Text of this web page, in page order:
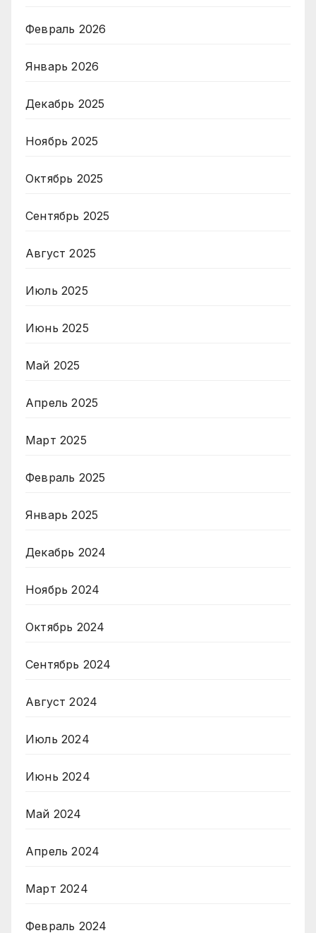
Февраль 2026
Январь 2026
Декабрь 2025
Ноябрь 2025
Октябрь 2025
Сентябрь 2025
Август 2025
Июль 2025
Июнь 2025
Май 2025
Апрель 2025
Март 2025
Февраль 2025
Январь 2025
Декабрь 2024
Ноябрь 2024
Октябрь 2024
Сентябрь 2024
Август 2024
Июль 2024
Июнь 2024
Май 2024
Апрель 2024
Март 2024
Февраль 2024